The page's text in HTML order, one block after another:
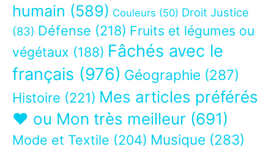
humain (589) Couleurs (50) Droit Justice
(83) Défense (218) Fruits et légumes ou
végétaux (188) Fâchés avec le
français (976) Géographie (287)
Histoire (221) Mes articles préférés
❤ ou Mon très meilleur (691)
Mode et Textile (204) Musique (283)